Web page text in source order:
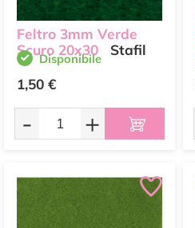
Feltro 3mm Verde
Scuro 20x30
Stafil
Disponibile
1,50 €
- +